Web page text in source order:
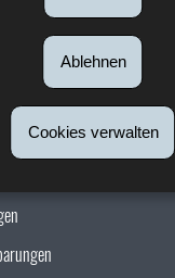
Ablehnen
Cookies verwalten
de Commerce
des Métiers
am21/07/2020